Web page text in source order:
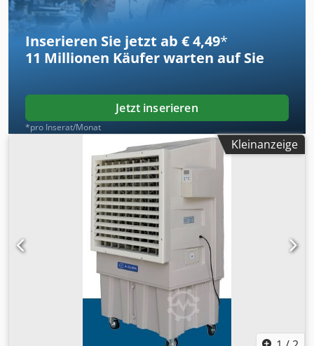
Inserieren Sie jetzt ab € 4,49*
11 Millionen Käufer warten auf Sie
Jetzt inserieren
*pro Inserat/Monat
Kleinanzeige